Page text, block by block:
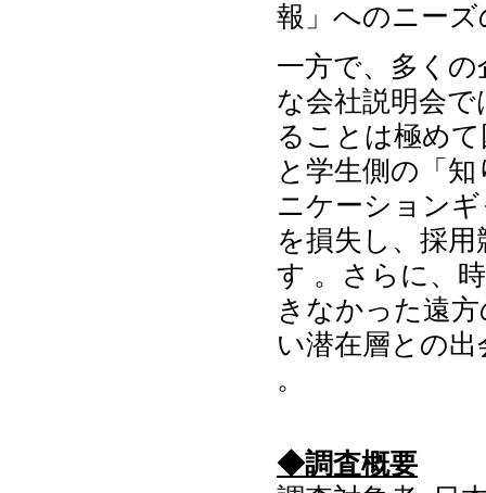
報」へのニー
一方で、多く
な会社説明会
ることは極め
と学生側の「
ニケーション
を損失し、採
す 。さらに、
きなかった遠
い潜在層との
。
◆調査概要